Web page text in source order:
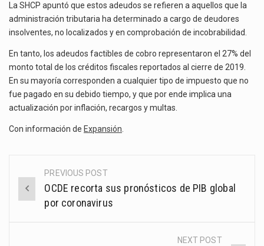
La SHCP apuntó que estos adeudos se refieren a aquellos que la
administración tributaria ha determinado a cargo de deudores
insolventes, no localizados y en comprobación de incobrabilidad.
En tanto, los adeudos factibles de cobro representaron el 27% del
monto total de los créditos fiscales reportados al cierre de 2019.
En su mayoría corresponden a cualquier tipo de impuesto que no
fue pagado en su debido tiempo, y que por ende implica una
actualización por inflación, recargos y multas.
Con información de Expansión
Post
navigation
PREVIOUS POST
OCDE recorta sus pronósticos de PIB global
por coronavirus
NEXT POST